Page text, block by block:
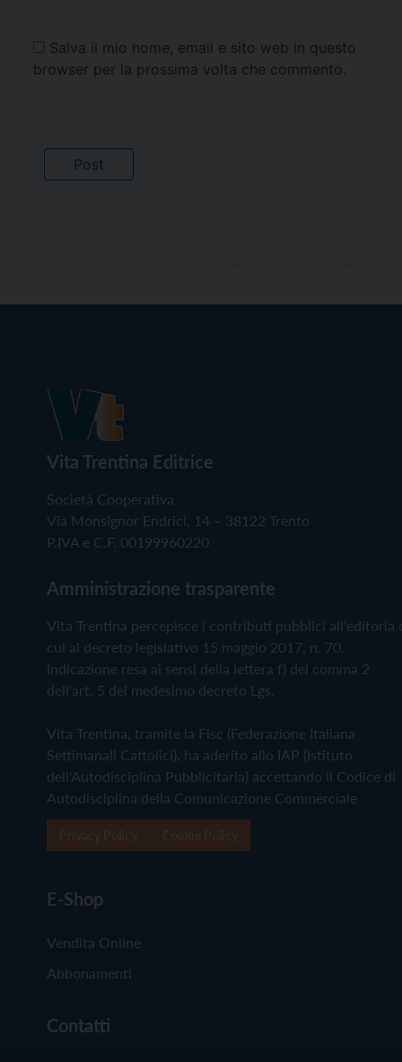
Salva il mio nome, email e sito web in questo
browser per la prossima volta che commento.
Vita Trentina Editrice
Società Cooperativa
Via Monsignor Endrici, 14 – 38122 Trento
P.IVA e C.F. 00199960220
Amministrazione trasparente
Vita Trentina percepisce i contributi pubblici all'editoria
cui al decreto legislativo 15 maggio 2017, n. 70.
Indicazione resa ai sensi della lettera f) del comma 2
dell'art. 5 del medesimo decreto Lgs.
Vita Trentina, tramite la Fisc (Federazione Italiana
Settimanali Cattolici), ha aderito allo IAP (Istituto
dell'Autodisciplina Pubblicitaria) accettando il Codice di
Autodisciplina della Comunicazione Commerciale
E-Shop
Vendita Online
Abbonamenti
Contatti